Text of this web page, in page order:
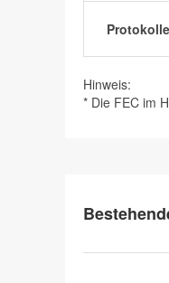
Protokolle
Hinweis:
* Die FEC im